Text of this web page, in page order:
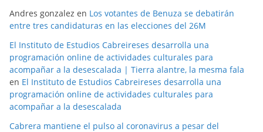
Andres gonzalez en Los votantes de Benuza se debatirán
entre tres candidaturas en las elecciones del 26M
El Instituto de Estudios Cabreireses desarrolla una
programación online de actividades culturales para
acompañar a la desescalada | Tierra alantre, la mesma fala
en El Instituto de Estudios Cabreireses desarrolla una
programación online de actividades culturales para
acompañar a la desescalada
Cabrera mantiene el pulso al coronavirus a pesar del